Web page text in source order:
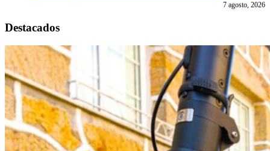
7 agosto, 2026
Destacados